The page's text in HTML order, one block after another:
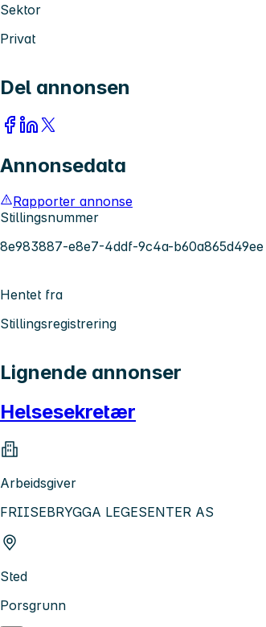
Sektor
Privat
Del annonsen
Annonsedata
Rapporter annonse
Stillingsnummer
8e983887-e8e7-4ddf-9c4a-b60a865d49ee
Hentet fra
Stillingsregistrering
Lignende annonser
Helsesekretær
Arbeidsgiver
FRIISEBRYGGA LEGESENTER AS
Sted
Porsgrunn